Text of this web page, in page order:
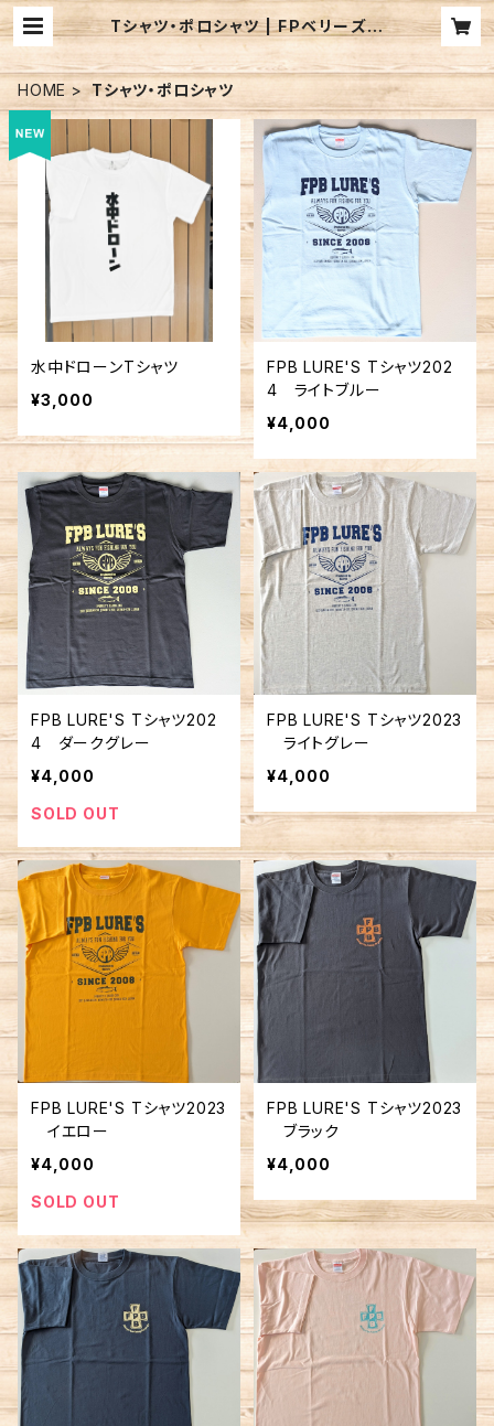
Tシャツ・ポロシャツ | FPベリーズ迦
葉山／FPB LURE'S BASEWEBS
HOP
HOME
Tシャツ・ポロシャツ
水中ドローンTシャツ
¥3,000
FPB LURE'S Tシャツ202
4 ライトブルー
¥4,000
FPB LURE'S Tシャツ202
4 ダークグレー
¥4,000
SOLD OUT
FPB LURE'S Tシャツ2023
ライトグレー
¥4,000
FPB LURE'S Tシャツ2023
イエロー
¥4,000
SOLD OUT
FPB LURE'S Tシャツ2023
ブラック
¥4,000